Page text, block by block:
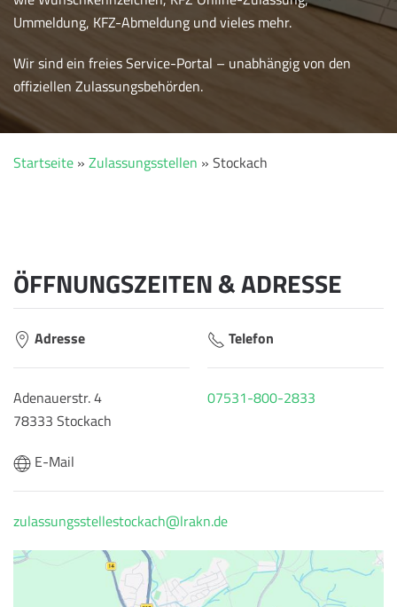
Ummeldung, KFZ-Abmeldung und vieles mehr.
Wir sind ein freies Service-Portal – unabhängig von den
offiziellen Zulassungsbehörden.
Startseite » Zulassungsstellen » Stockach
ÖFFNUNGSZEITEN & ADRESSE
Adresse
Adenauerstr. 4
78333 Stockach
Telefon
07531-800-2833
E-Mail
zulassungsstellestockach@lrakn.de